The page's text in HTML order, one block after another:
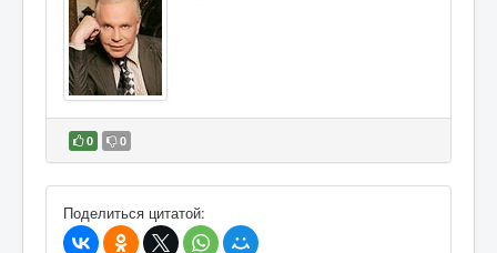
0 0
В избранное
Поделиться цитатой: